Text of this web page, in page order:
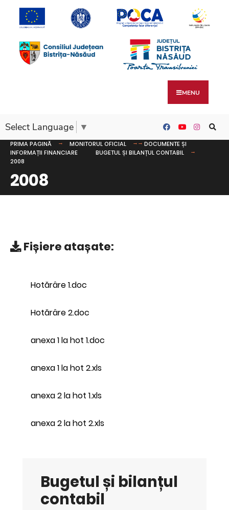
MENU
Select Language ▼
PRIMA PAGINĂ MONITORUL OFICIAL
DOCUMENTE ȘI
INFORMAȚII FINANCIARE
BUGETUL ȘI BILANȚUL CONTABIL
2008
2008
Fișiere atașate:
Hotărâre 1.doc
Hotărâre 2.doc
anexa 1 la hot 1.doc
anexa 1 la hot 2.xls
anexa 2 la hot 1.xls
anexa 2 la hot 2.xls
Bugetul și bilanțul
contabil